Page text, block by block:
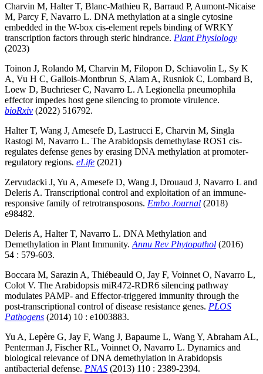
Charvin M, Halter T, Blanc-Mathieu R, Barraud P, Aumont-Nicaise
M, Parcy F, Navarro L. DNA methylation at a single cytosine
embedded in the W-box cis-element repels binding of WRKY
transcription factors through steric hindrance. Plant Physiology
(2023)
Toinon J, Rolando M, Charvin M, Filopon D, Schiavolin L, Sy K
A, Vu H C, Gallois-Montbrun S, Alam A, Rusniok C, Lombard B,
Loew D, Buchrieser C, Navarro L. A Legionella pneumophila
effector impedes host gene silencing to promote virulence.
bioRxiv (2022) 516792.
Halter T, Wang J, Amesefe D, Lastrucci E, Charvin M, Singla
Rastogi M, Navarro L. The Arabidopsis demethylase ROS1 cis-
regulates defense genes by erasing DNA methylation at promoter-
regulatory regions. eLife (2021)
Zervudacki J, Yu A, Amesefe D, Wang J, Drouaud J, Navarro L and
Deleris A. Transcriptional control and exploitation of an immune-
responsive family of retrotransposons. Embo Journal (2018)
e98482.
Deleris A, Halter T, Navarro L. DNA Methylation and
Demethylation in Plant Immunity. Annu Rev Phytopathol (2016)
54 : 579-603.
Boccara M, Sarazin A, Thiébeauld O, Jay F, Voinnet O, Navarro L,
Colot V. The Arabidopsis miR472-RDR6 silencing pathway
modulates PAMP- and Effector-triggered immunity through the
post-transcriptional control of disease resistance genes. PLOS
Pathogens (2014) 10 : e1003883.
Yu A, Lepère G, Jay F, Wang J, Bapaume L, Wang Y, Abraham AL,
Penterman J, Fischer RL, Voinnet O, Navarro L. Dynamics and
biological relevance of DNA demethylation in Arabidopsis
antibacterial defense. PNAS (2013) 110 : 2389-2394.